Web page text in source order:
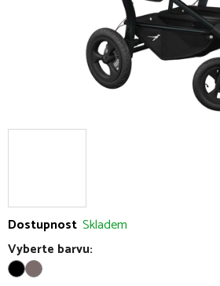
Dostupnost Skladem
Vyberte barvu: